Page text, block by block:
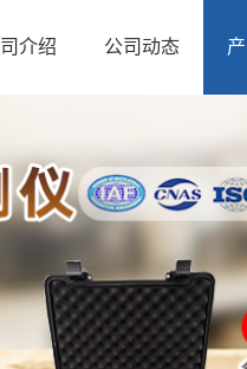
介绍 公司动态